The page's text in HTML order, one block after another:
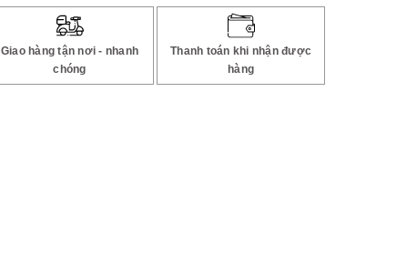
Giao hàng tận nơi - nhanh
chóng
Thanh toán khi nhận được
hàng